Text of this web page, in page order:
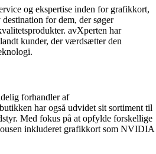
og ekspertise inden for grafikkort,
for dem, der søger
avXperten har
kunder, der værdsætter den
forhandler af
har også udvidet sit sortiment til
Med fokus på at opfylde forskellige
inkluderet grafikkort som NVIDIA